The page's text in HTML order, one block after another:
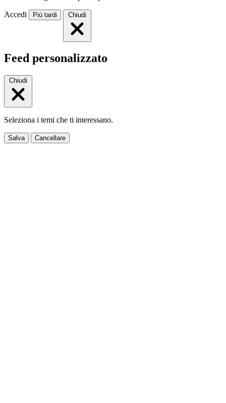
Accedi Più tardi Chiudi
Feed personalizzato
Chiudi
Seleziona i temi che ti interessano.
Salva Cancellare